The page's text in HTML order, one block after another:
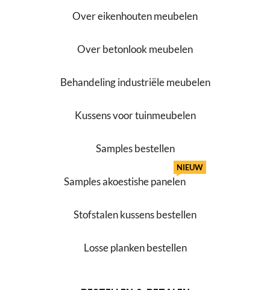
Over eikenhouten meubelen
Over betonlook meubelen
Behandeling industriële meubelen
Kussens voor tuinmeubelen
Samples bestellen
Samples akoestishe panelen
NIEUW
Stofstalen kussens bestellen
Losse planken bestellen